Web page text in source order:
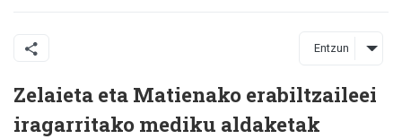
Entzun
Zelaieta eta Matienako erabiltzaileei
iragarritako mediku aldaketak